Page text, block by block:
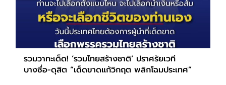
รวมวาทะเด็ด! ‘รวมไทยสร้างชาติ’ ปราศรัยเวที
บางซื่อ-ดุสิต “เด็ดขาดแก้วิกฤต พลิกโฉมประเทศ”